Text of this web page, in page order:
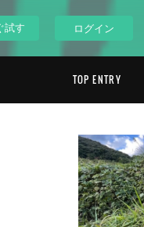
試す ログイン
TOP ENTRY